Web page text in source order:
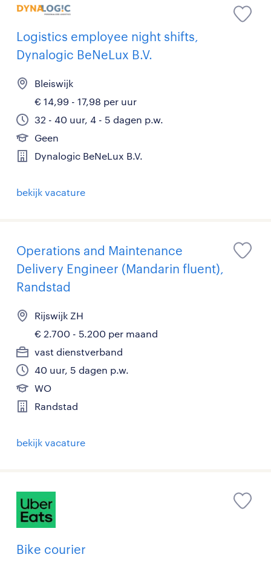
Logistics employee night shifts,
Dynalogic BeNeLux B.V.
Bleiswijk
€ 14,99 - 17,98 per uur
32 - 40 uur, 4 - 5 dagen p.w.
Geen
Dynalogic BeNeLux B.V.
bekijk vacature
Operations and Maintenance
Delivery Engineer (Mandarin fluent),
Randstad
Rijswijk ZH
€ 2.700 - 5.200 per maand
vast dienstverband
40 uur, 5 dagen p.w.
WO
Randstad
bekijk vacature
Bike courier